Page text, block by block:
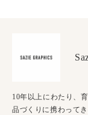
10年以上にわたり、
品づくりに携わって